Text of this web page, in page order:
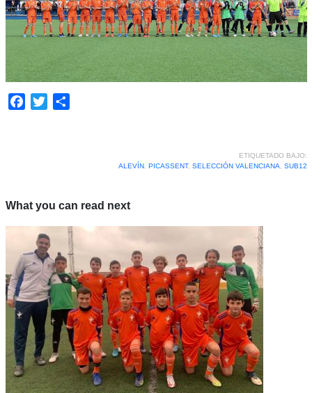
Facebook
Twitter
ETIQUETADO BAJO:
ALEVÍN, PICASSENT, SELECCIÓN VALENCIANA SUB12
What you can read next